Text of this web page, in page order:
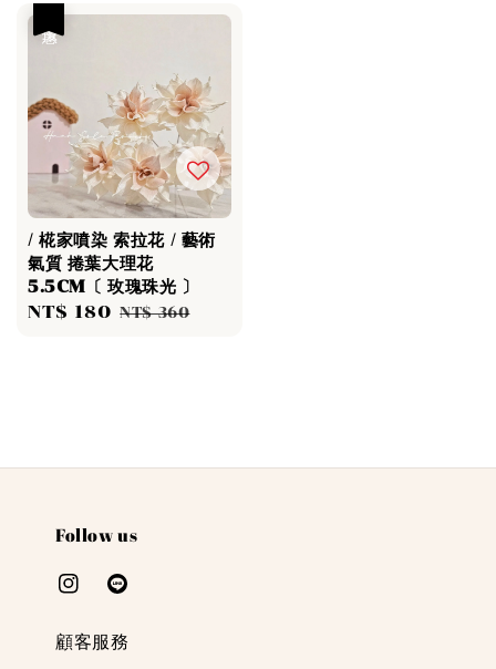
/ 椛家噴染 索拉花 / 藝術
氣質 捲葉大理花
5.5CM〔 玫瑰珠光 〕
Sale
NT$ 180 Regular
NT$ 360
Follow us
顧客服務